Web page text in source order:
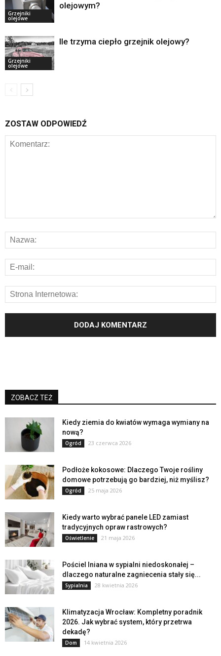
Grzejniki
olejowe
olejowym?
Grzejniki
olejowe
Ile trzyma ciepło grzejnik olejowy?
ZOSTAW ODPOWIEDŹ
ZOBACZ TEŻ
Kiedy ziemia do kwiatów wymaga wymiany na
nową?
Ogród 23 czerwca 2026
Podłoże kokosowe: Dlaczego Twoje rośliny
domowe potrzebują go bardziej, niż myślisz?
Ogród 25 maja 2026
Kiedy warto wybrać panele LED zamiast
tradycyjnych opraw rastrowych?
Oświetlenie 21 maja 2026
Pościel lniana w sypialni niedoskonałej –
dlaczego naturalne zagniecenia stały się...
Sypialnia 28 kwietnia 2026
Klimatyzacja Wrocław: Kompletny poradnik
2026. Jak wybrać system, który przetrwa
dekadę?
Dom 14 kwietnia 2026